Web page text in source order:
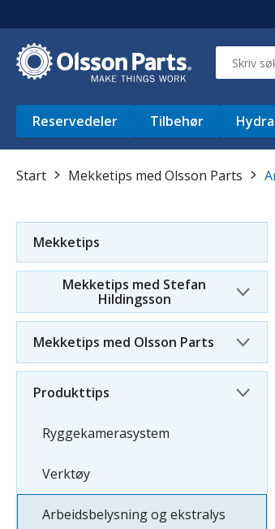
Reservedeler Tilbehør
Start Mekketips med Olsson Parts
Mekketips
Mekketips med Stefan
Hildingsson
Mekketips med Olsson Parts
Produkttips
Ryggekamerasystem
Verktøy
Arbeidsbelysning og ekstralys